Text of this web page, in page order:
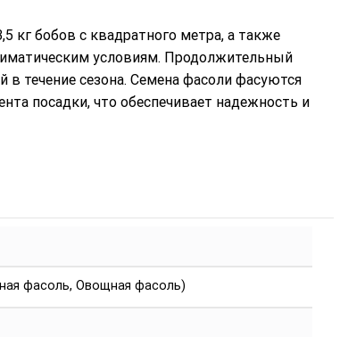
бобов с квадратного метра, а также
условиям. Продолжительный
течение сезона. Семена фасоли фасуются
посадки, что обеспечивает надежность и
фасоль, Овощная фасоль)